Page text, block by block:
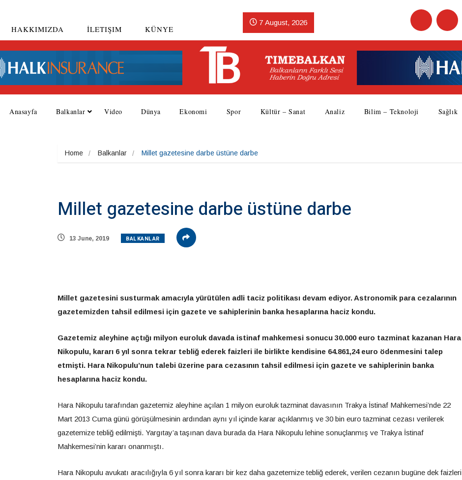
HAKKIMIZDA İLETIŞIM KÜNYE
7 August, 2026
Anasayfa Balkanlar Video Dünya Ekonomi Spor Kültür – Sanat Analiz Bilim – Teknoloji Sağlık
Home Balkanlar Millet gazetesine darbe üstüne darbe
Millet gazetesine darbe üstüne darbe
13 June, 2019 BALKANLAR
Millet gazetesini susturmak amacıyla yürütülen adli taciz politikası devam ediyor. Astronomik para cezalarının
gazetemizden tahsil edilmesi için gazete ve sahiplerinin banka hesaplarına haciz kondu.
Gazetemiz aleyhine açtığı milyon euroluk davada istinaf mahkemesi sonucu 30.000 euro tazminat kazanan Hara
Nikopulu, kararı 6 yıl sonra tekrar tebliğ ederek faizleri ile birlikte kendisine 64.861,24 euro ödenmesini talep
etmişti. Hara Nikopulu’nun talebi üzerine para cezasının tahsil edilmesi için gazete ve sahiplerinin banka
hesaplarına haciz kondu.
Hara Nikopulu tarafından gazetemiz aleyhine açılan 1 milyon euroluk tazminat davasının Trakya İstinaf Mahkemesi’nde 22
Mart 2013 Cuma günü görüşülmesinin ardından aynı yıl içinde karar açıklanmış ve 30 bin euro tazminat cezası verilerek
gazetemize tebliğ edilmişti. Yargıtay’a taşınan dava burada da Hara Nikopulu lehine sonuçlanmış ve Trakya İstinaf
Mahkemesi’nin kararı onanmıştı.
Hara Nikopulu avukatı aracılığıyla 6 yıl sonra kararı bir kez daha gazetemize tebliğ ederek, verilen cezanın bugüne dek faizleri